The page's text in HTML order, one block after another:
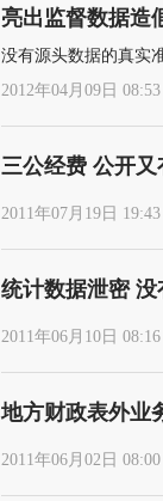
亮出监督数据造
没有源头数据的真实
2012年04月09日 08:53
三公经费 公开又
2011年07月19日 19:43
统计数据泄密
2011年06月10日 08:16
地方财政表外业
2011年06月02日 08:00